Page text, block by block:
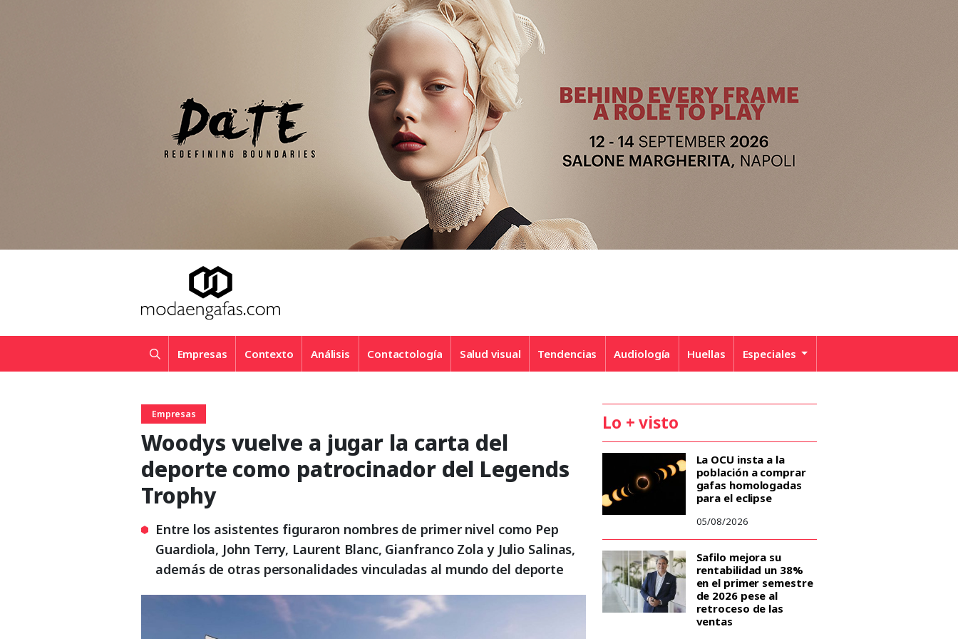
Empresas Contexto Análisis Contactología Salud visual Tendencias Audiología Huellas Especiales
Empresas
Woodys vuelve a jugar la carta del
deporte como patrocinador del Legends
Trophy
Entre los asistentes figuraron nombres de primer nivel como Pep
Guardiola, John Terry, Laurent Blanc, Gianfranco Zola y Julio Salinas,
además de otras personalidades vinculadas al mundo del deporte
Lo + visto
La OCU insta a la
población a comprar
gafas homologadas
para el eclipse
05/08/2026
Safilo mejora su
rentabilidad un 38%
en el primer semestre
de 2026 pese al
retroceso de las
ventas